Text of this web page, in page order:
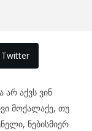
Twitter
არ აქვს ვინ
მოქალაქე, თუ
ნებისმიერ